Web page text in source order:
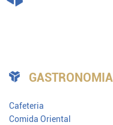
GASTRONOMIA
Cafeteria
Comida Oriental